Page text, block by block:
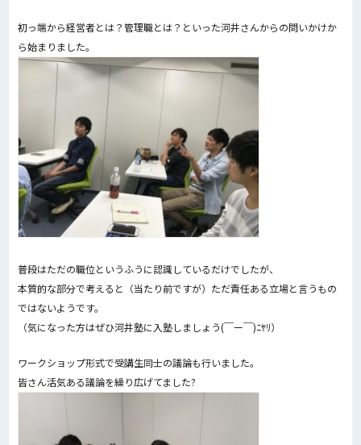
初っ端から経営者とは？管理職とは？といった河井さんからの問いかけか
ら始まりました。
普段はただの職位というふうに認識しているだけでしたが、
本質的な部分で考えると（当たり前ですが）ただ責任ある立場と言うもの
ではないようです。
（気になった方はぜひ河井塾に入塾しましょう(￣ー￣)ﾆﾔﾘ）
ワークショップ形式で受講生同士の議論も行いました。
皆さん活気ある議論を繰り広げてました?